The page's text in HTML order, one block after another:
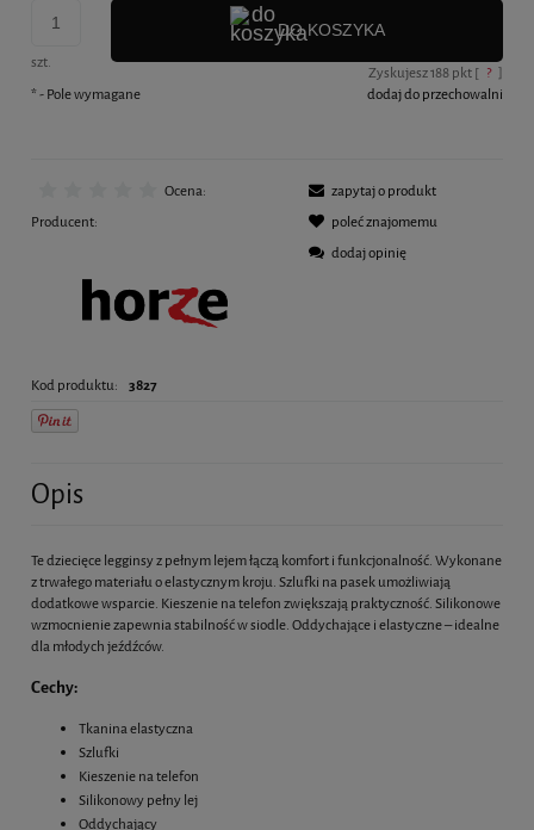
szt.
DO KOSZYKA
Zyskujesz188pkt [ ? ]
dodaj do przechowalni
*- Pole wymagane
Ocena:
Producent:
Kod produktu: 3827
zapytaj o produkt
poleć znajomemu
dodaj opinię
Opis
Te dziecięce legginsy z pełnym lejem łączą komfort i funkcjonalność. Wykonane
z trwałego materiału o elastycznym kroju. Szlufki na pasek umożliwiają
dodatkowe wsparcie. Kieszenie na telefon zwiększają praktyczność. Silikonowe
wzmocnienie zapewnia stabilność w siodle. Oddychające i elastyczne – idealne
dla młodych jeźdźców.
Cechy:
Tkanina elastyczna
Szlufki
Kieszenie na telefon
Silikonowy pełny lej
Oddychający